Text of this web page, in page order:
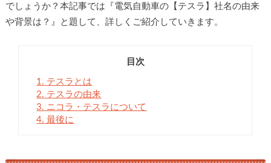
でしょうか？本記事では『電気自動車の【テスラ】社名の由来
や背景は？』と題して、詳しくご紹介していきます。
目次
1. テスラとは
2. テスラの由来
3. ニコラ・テスラについて
4. 最後に